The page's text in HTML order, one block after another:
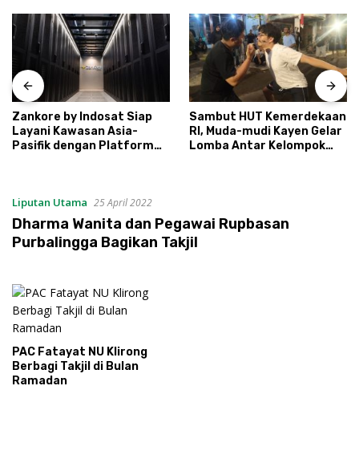
Zankore by Indosat Siap
Layani Kawasan Asia-
Pasifik dengan Platform
Sambut HUT Kemerdekaan
RI, Muda-mudi Kayen Gelar
Lomba Antar Kelompok
Liputan Utama 25 April 2022
Dharma Wanita dan Pegawai Rupbasan
Purbalingga Bagikan Takjil
PAC Fatayat NU Klirong
Berbagi Takjil di Bulan
Ramadan